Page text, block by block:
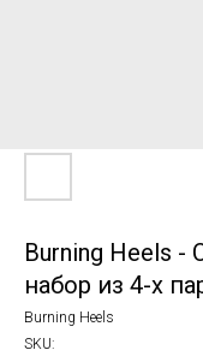
Burning Heels -
набор из 4-х
Burning Heels
SKU: